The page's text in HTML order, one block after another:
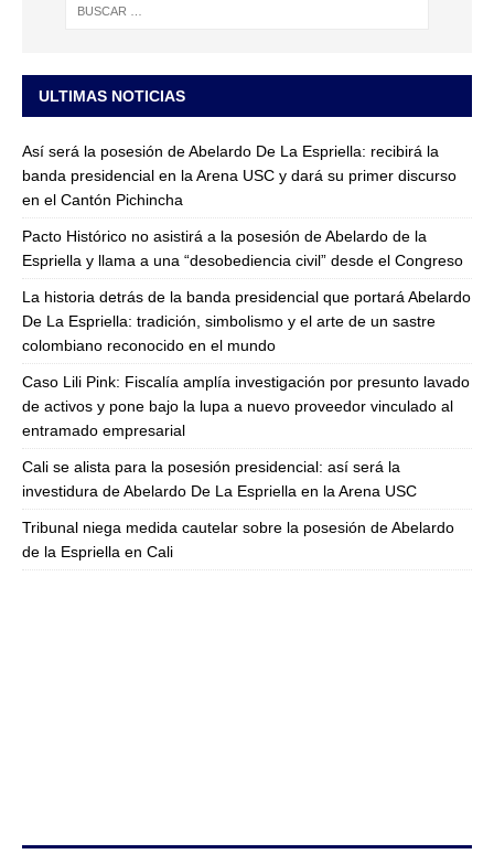
ULTIMAS NOTICIAS
Así será la posesión de Abelardo De La Espriella: recibirá la
banda presidencial en la Arena USC y dará su primer discurso
en el Cantón Pichincha
Pacto Histórico no asistirá a la posesión de Abelardo de la
Espriella y llama a una “desobediencia civil” desde el Congreso
La historia detrás de la banda presidencial que portará Abelardo
De La Espriella: tradición, simbolismo y el arte de un sastre
colombiano reconocido en el mundo
Caso Lili Pink: Fiscalía amplía investigación por presunto lavado
de activos y pone bajo la lupa a nuevo proveedor vinculado al
entramado empresarial
Cali se alista para la posesión presidencial: así será la
investidura de Abelardo De La Espriella en la Arena USC
Tribunal niega medida cautelar sobre la posesión de Abelardo
de la Espriella en Cali